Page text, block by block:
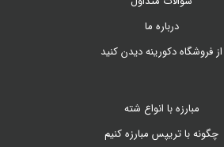
درباره ما
از فروشگاه دکورینه دیدن کنید
مبارزه با انواع شته
چگونه با تریپس مبارزه کنیم